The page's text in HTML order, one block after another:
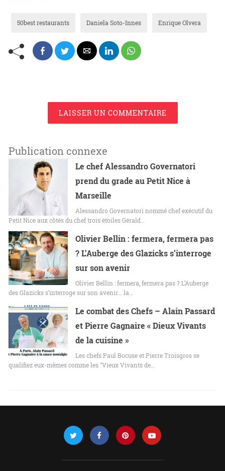
50best restaurants Daniela Soto-Innes Enrique Olvera
LAISSER UN COMMENTAIRE
Publication connexe
Le chef Alessandro Governatori
prend du grade au Petit Nice à
Marseille
Alessandro Governatori nommé chef exécutif du
Petit Nice aux côtés du chef trois étoiles Gérald…
Olivier Bellin : fermera, fermera pas
? L’Auberge des Glazicks s’interroge
sur son avenir
Olivier Bellin : fermera, fermera pas ? L’Auberge
des Glazicks s’interroge sur son avenir... la…
Le combat des Chefs – Alain Passard
et Pierre Gagnaire « Dieux Vivants
de la cuisine »
Les chefs Paul Bocuse et Pierre Troisgros se
qualifiez eux-mêmes comme les "Vieux Vivants de…